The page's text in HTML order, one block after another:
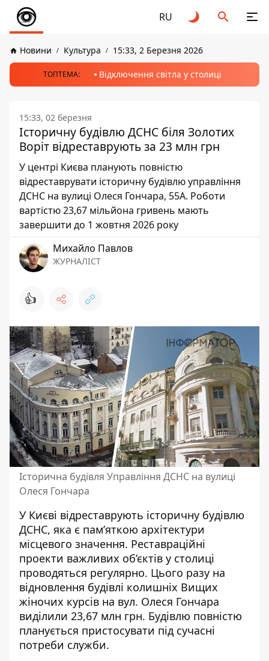
RU
Новини Культура 15:33, 2 Березня 2026
ТОПТЕМА: Відключення світла у столиці
15:33, 02 березня
Історичну будівлю ДСНС біля Золотих
Воріт відреставрують за 23 млн грн
У центрі Києва планують повністю
відреставрувати історичну будівлю управління
ДСНС на вулиці Олеся Гончара, 55А. Роботи
вартістю 23,67 мільйона гривень мають
завершити до 1 жовтня 2026 року
Михайло Павлов
ЖУРНАЛІСТ
👍
Історична будівля Управління ДСНС на вулиці
Олеся Гончара
У Києві відреставрують історичну будівлю
ДСНС, яка є пам’яткою архітектури
місцевого значення. Реставраційні
проекти важливих об’єктів у столиці
проводяться регулярно. Цього разу на
відновлення будівлі колишніх Вищих
жіночих курсів на вул. Олеся Гончара
виділили 23,67 млн грн. Будівлю повністю
планується пристосувати під сучасні
потреби служби.